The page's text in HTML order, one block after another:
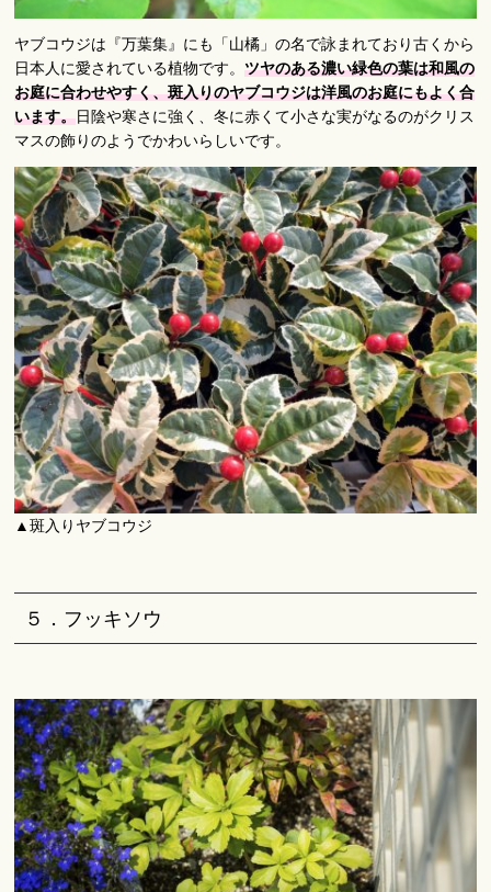
ヤブコウジは『万葉集』にも「山橘」の名で詠まれており古くから
日本人に愛されている植物です。ツヤのある濃い緑色の葉は和風の
お庭に合わせやすく、斑入りのヤブコウジは洋風のお庭にもよく合
います。日陰や寒さに強く、冬に赤くて小さな実がなるのがクリス
マスの飾りのようでかわいらしいです。
▲斑入りヤブコウジ
５．フッキソウ